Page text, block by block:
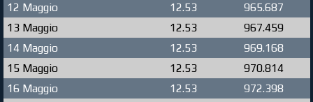
12 Maggio
12.53
965.687
13 Maggio
12.53
967.459
14 Maggio
12.53
969.168
15 Maggio
12.53
970.814
16 Maggio
12.53
972.398